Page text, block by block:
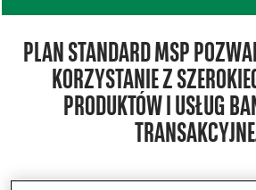
PLAN STANDARD MSP
KORZYSTANIE Z
PRODUKTÓW I USŁUG